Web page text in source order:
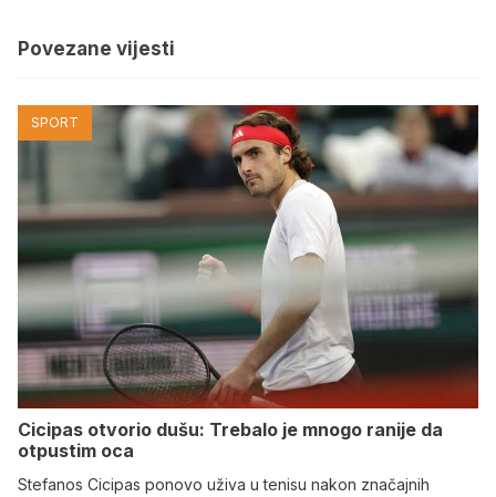
Povezane vijesti
SPORT
Cicipas otvorio dušu: Trebalo je mnogo ranije da
otpustim oca
Stefanos Cicipas ponovo uživa u tenisu nakon značajnih